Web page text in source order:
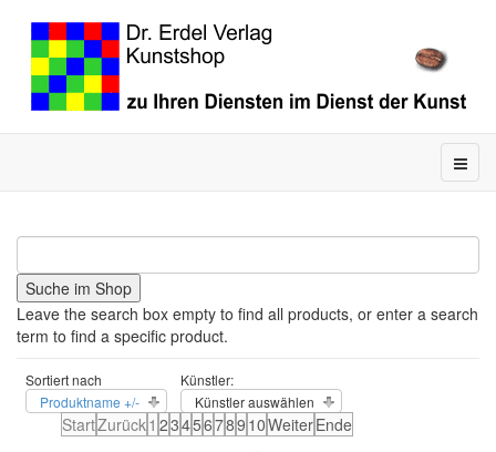
Leave the search box empty to find all products, or enter a search
term to find a specific product.
Sortiert nach
Produktname +/-
Künstler:
Künstler auswählen
StartZurück1 23456789 10WeiterEnde